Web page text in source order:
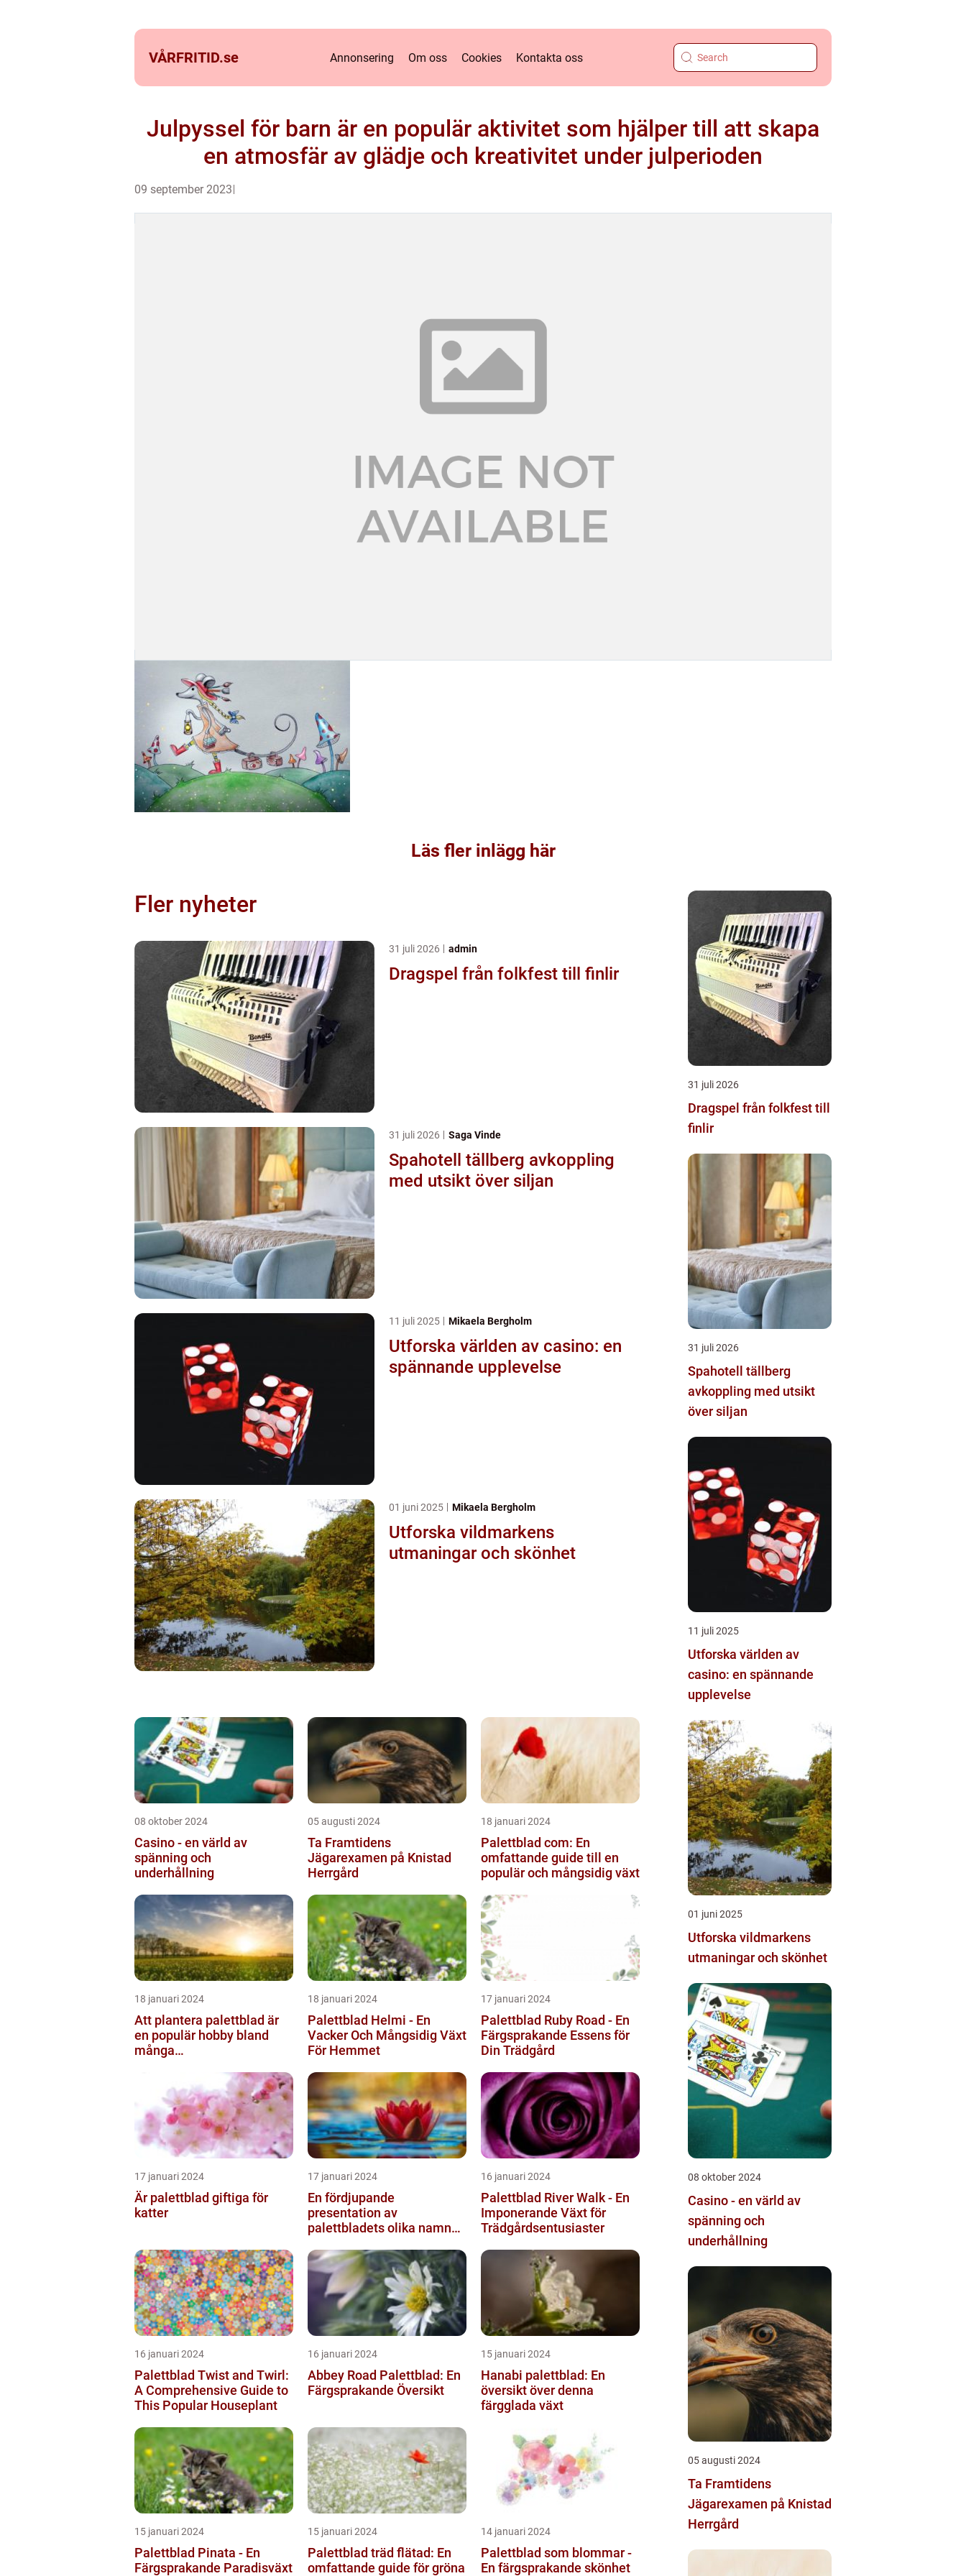
VÅRFRITID.se Annonsering Om oss Cookies Kontakta oss
Julpyssel för barn är en populär aktivitet som hjälper till att skapa
en atmosfär av glädje och kreativitet under julperioden
09 september 2023
Läs fler inlägg här
Fler nyheter
31 juli 2026 admin
Dragspel från folkfest till finlir
31 juli 2026 Saga Vinde
Spahotell tällberg avkoppling
med utsikt över siljan
11 juli 2025 Mikaela Bergholm
Utforska världen av casino: en
spännande upplevelse
01 juni 2025 Mikaela Bergholm
Utforska vildmarkens
utmaningar och skönhet
08 oktober 2024
Casino - en värld av
spänning och
underhållning
05 augusti 2024
Ta Framtidens
Jägarexamen på Knistad
Herrgård
18 januari 2024
Palettblad com: En
omfattande guide till en
populär och mångsidig växt
18 januari 2024
Att plantera palettblad är
en populär hobby bland
många
kan bidra till att ...
18 januari 2024
Palettblad Helmi - En
Vacker Och Mångsidig Växt
För Hemmet
17 januari 2024
Palettblad Ruby Road - En
Färgsprakande Essens för
Din Trädgård
17 januari 2024
Är palettblad giftiga för
katter
17 januari 2024
En fördjupande
presentation av
palettbladets olika namn
16 januari 2024
Palettblad River Walk - En
Imponerande Växt för
Trädgårdsentusiaster
16 januari 2024
Palettblad Twist and Twirl:
A Comprehensive Guide to
This Popular Houseplant
16 januari 2024
Abbey Road Palettblad: En
Färgsprakande Översikt
15 januari 2024
Hanabi palettblad: En
översikt över denna
färgglada växt
15 januari 2024
Palettblad Pinata - En
Färgsprakande Paradisväxt
15 januari 2024
Palettblad träd flätad: En
omfattande guide för gröna
14 januari 2024
Palettblad som blommar -
En färgsprakande skönhet
31 juli 2026
Dragspel från folkfest till
finlir
31 juli 2026
Spahotell tällberg
avkoppling med utsikt
över siljan
11 juli 2025
Utforska världen av
casino: en spännande
upplevelse
01 juni 2025
Utforska vildmarkens
utmaningar och skönhet
08 oktober 2024
Casino - en värld av
spänning och
underhållning
05 augusti 2024
Ta Framtidens
Jägarexamen på Knistad
Herrgård